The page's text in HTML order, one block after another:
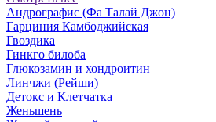
Андрографис (Фа Талай Джон)
Гарциния Камбоджийская
Гвоздика
Гинкго билоба
Глюкозамин и хондроитин
Линчжи (Рейши)
Детокс и Клетчатка
Женьшень